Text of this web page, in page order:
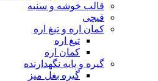
قالب خوشه و سنبه
قیچی
کمان اره و تیغ اره
تیغ اره
کمان اره
گیره و پایه نگهدارنده
گیره بغل میز